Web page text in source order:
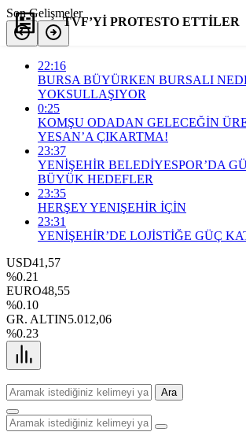
Son Gelişmeler
22:16
BURSA BÜYÜRKEN BURSALI
YOKSULLAŞIYOR
0:25
KOMŞU ODADAN GELECEĞİN
YESAN’A ÇIKARTMA!
23:37
YENİŞEHİR BELEDİYESPOR’DA
BÜYÜK HEDEFLER
23:35
HERŞEY YENIŞEHİR İÇİN
23:31
YENİŞEHİR’DE LOJİSTİĞE GÜÇ
USD41,57
%0.21
EURO48,55
%0.10
GR. ALTIN5.012,06
%0.23
Ara
TVF’Yİ PROTESTO ETTİLER
Yorum Yap